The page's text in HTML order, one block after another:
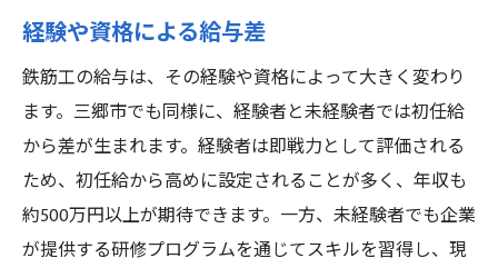
経験や資格による給与差
鉄筋工の給与は、その経験や資格によって大きく変わり
ます。三郷市でも同様に、経験者と未経験者では初任給
から差が生まれます。経験者は即戦力として評価される
ため、初任給から高めに設定されることが多く、年収も
約500万円以上が期待できます。一方、未経験者でも企業
が提供する研修プログラムを通じてスキルを習得し、現